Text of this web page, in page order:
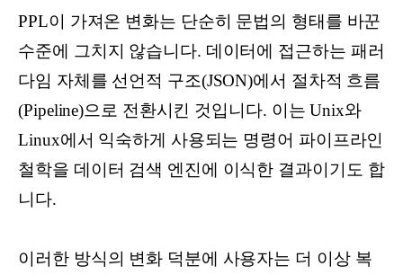
PPL이 가져온 변화는 단순히 문법의 형태를 바꾼
수준에 그치지 않습니다. 데이터에 접근하는 패러
다임 자체를 선언적 구조(JSON)에서 절차적 흐름
(Pipeline)으로 전환시킨 것입니다. 이는 Unix와
Linux에서 익숙하게 사용되는 명령어 파이프라인
철학을 데이터 검색 엔진에 이식한 결과이기도 합
니다.
이러한 방식의 변화 덕분에 사용자는 더 이상 복